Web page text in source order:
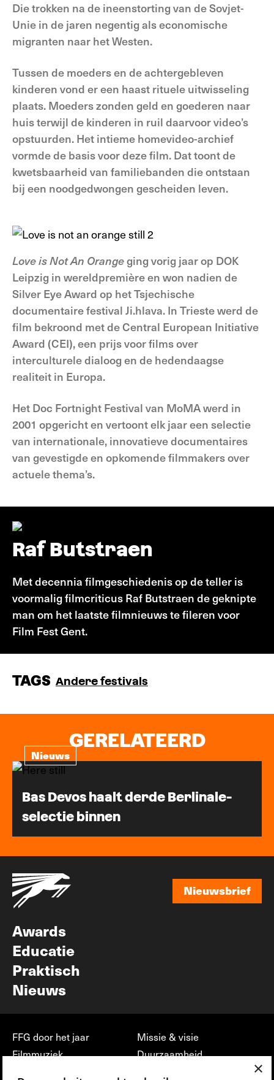
Die trokken na de ineenstorting van de Sovjet-
Unie in de jaren negentig als economische
migranten naar het Westen.
Tussen de moeders en de achtergebleven
kinderen vond er een haast rituele uitwisseling
plaats. Moeders zonden geld en goederen naar
huis terwijl de kinderen in ruil daarvoor video’s
opstuurden. Het intieme homevideo-archief
vormde de basis voor deze film. Dat toont de
kwetsbaarheid van familiebanden die ontstaan
bij een noodgedwongen gescheiden leven.
Love isNot An Orangeging vorig jaar op DOK
Leipzig in wereldpremière en won nadien de
Silver Eye Award op het Tsjechische
documentaire festival Ji.hlava. In Trieste werd de
film bekroond met de Central European Initiative
Award (CEI), een prijs voor films over
interculturele dialoog en de hedendaagse
realiteit in Europa.
Het Doc Fortnight Festival van MoMA werd in
2001 opgericht en vertoont elk jaar een selectie
van internationale, innovatieve documentaires
van gevestigde en opkomende filmmakers over
actuele thema’s.
Raf Butstraen
Met decennia filmgeschiedenis op de teller is
voormalig filmcriticus Raf Butstraen de geknipte
man om het laatste filmnieuws te fileren voor
Film Fest Gent.
TAGS Andere festivals
GERELATEERD
Nieuws
Bas Devos haalt derde Berlinale-
selectie binnen
Nieuwsbrief
Awards
Educatie
Praktisch
Nieuws
FFG door het jaar
Filmmuziek
Missie & visie
Duurzaamheid
×